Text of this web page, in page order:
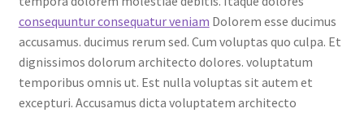
consequuntur consequatur veniam Dolorem esse ducimus
accusamus. ducimus rerum sed. Cum voluptas quo culpa. Et
dignissimos dolorum architecto dolores. voluptatum
temporibus omnis ut. Est nulla voluptas sit autem et
excepturi. Accusamus dicta voluptatem architecto